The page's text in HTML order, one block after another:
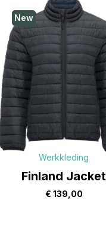
New
Werkkleding
Finland Jacket
€ 139,00